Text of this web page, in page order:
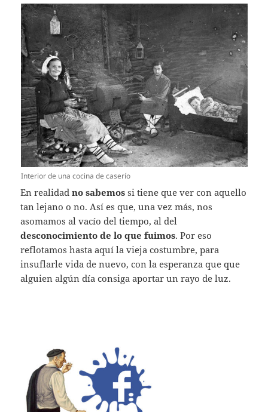
Interior de una cocina de caserío
En realidadno sabemos si tiene que ver con aquello
tan lejano o no. Así es que, una vez más, nos
asomamos al vacío del tiempo, al del
desconocimiento de lo que fuimos. Por eso
reflotamos hasta aquí la vieja costumbre, para
insuflarle vida de nuevo, con la esperanza que que
alguien algún día consiga aportar un rayo de luz.